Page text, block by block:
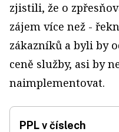
zjistili, že o
zájem více než -
zákazníků a byli by
ceně služby, asi by
naimplementovat.
PPL v číslech